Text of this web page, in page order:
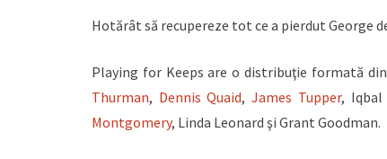
Hotărât să recupereze tot ce a pierdut George
Playing for Keeps are o distribuţie formată din
Thurman, Dennis Quaid,James Tupper, Iqbal
Montgomery, Linda Leonard şi Grant Goodman.